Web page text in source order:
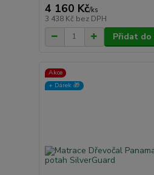
4 160 Kč/ks
3 438 Kč bez DPH
Přidat do
Akce
+ Dárek️ 🎁